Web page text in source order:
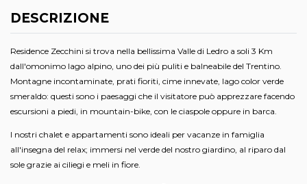
DESCRIZIONE
Residence Zecchini si trova nella bellissima Valle di Ledro a soli 3 Km
dall'omonimo lago alpino, uno dei più puliti e balneabile del Trentino.
Montagne incontaminate, prati fioriti, cime innevate, lago color verde
smeraldo: questi sono i paesaggi che il visitatore può apprezzare facendo
escursioni a piedi, in mountain-bike, con le ciaspole oppure in barca.
I nostri chalet e appartamenti sono ideali per vacanze in famiglia
all'insegna del relax; immersi nel verde del nostro giardino, al riparo dal
sole grazie ai ciliegi e meli in fiore.